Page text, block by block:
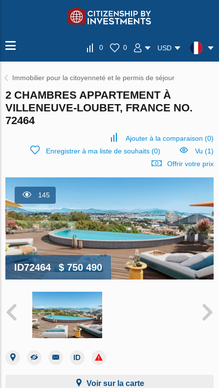
0 0 USD
Immobilier pour la citoyenneté et le permis de séjour
2 CHAMBRES APPARTEMENT À
VILLENEUVE-LOUBET, FRANCE NO.
72464
Ajouter à la comparaison (0)
Enregistrer à ma liste de souhaits(0)
Vu (1)
Offrir votre prix
145
ID72464 $ 750 490
Voir sur la carte